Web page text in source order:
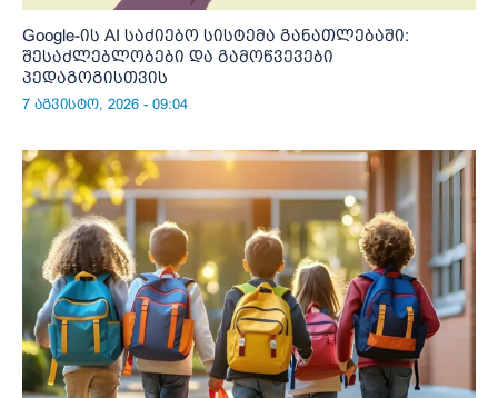
Google-ის AI საძიებო სისტემა განათლებაში:
შესაძლებლობები და გამოწვევები
პედაგოგისთვის
7 აგვისტო, 2026 - 09:04